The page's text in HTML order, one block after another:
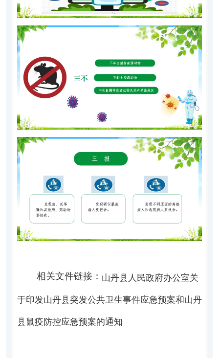
相关文件链接： 山丹县人民政府办公室关
于印发山丹县突发公共卫生事件应急预案和山丹
县鼠疫防控应急预案的通知